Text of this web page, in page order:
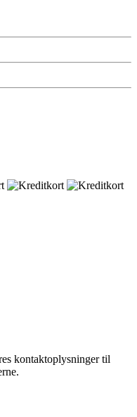
kontaktoplysninger til